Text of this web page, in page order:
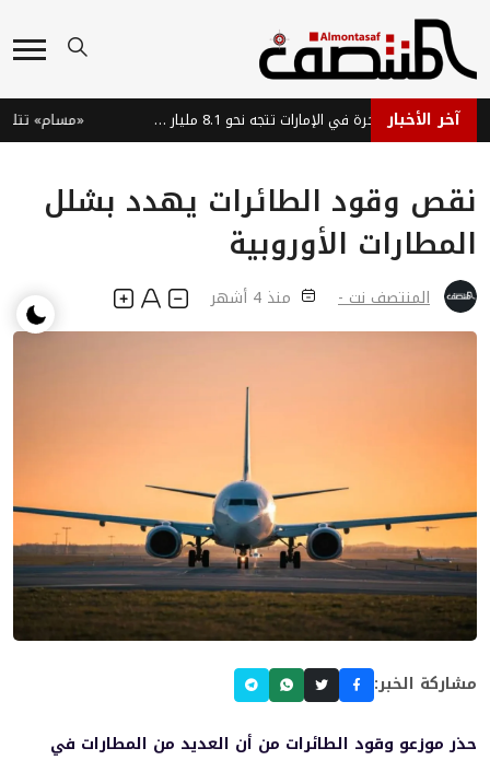
آخر الأخبار سوق السيارات الفاخرة في الإمارات تتجه نحو 8.1 مليار دولار بحلول 2035 «مسام» تتلف 1861 لغماً وذخيرة في ميدي اليمنية
نقص وقود الطائرات يهدد بشلل
المطارات الأوروبية
المنتصف نت - منذ 4 أشهر
مشاركة الخبر:
حذر موزعو وقود الطائرات من أن العديد من المطارات في